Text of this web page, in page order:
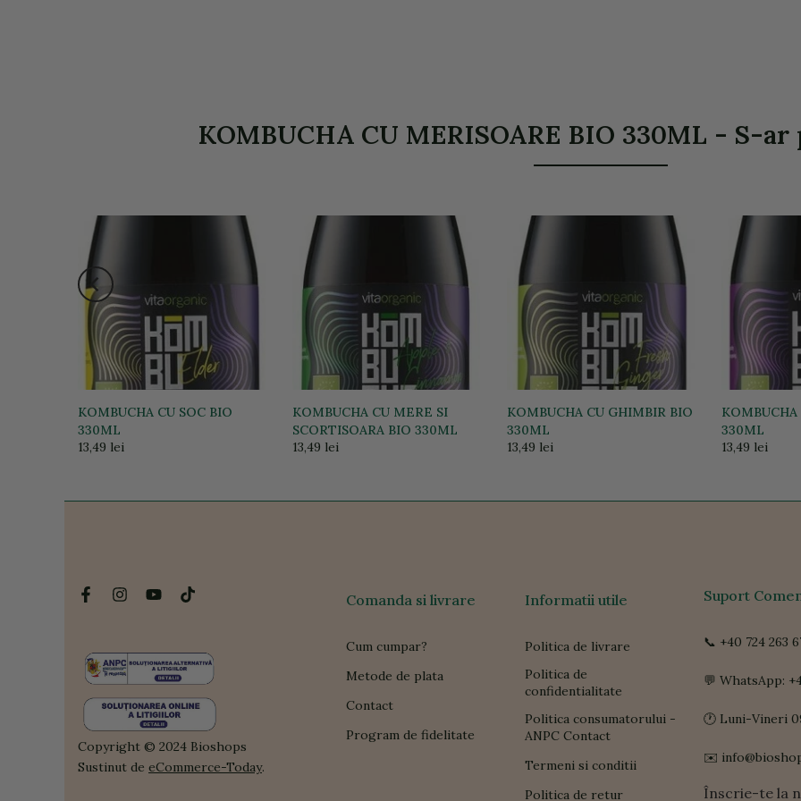
KOMBUCHA CU MERISOARE BIO 330ML - S-
KOMBUCHA CU SOC BIO
330ML
13,49 lei
KOMBUCHA CU MERE SI
SCORTISOARA BIO 330ML
13,49 lei
KOMBUCHA CU GHIMBIR BIO
330ML
13,49 lei
330ML
13,49 lei
Copyright © 2024 Bioshops
Sustinut de eCommerce-Today.
Comanda si livrare
Cum cumpar?
Metode de plata
Contact
Program de fidelitate
Informatii utile
Politica de livrare
Politica de
confidentialitate
Politica consumatorului -
ANPC Contact
Termeni si conditii
Politica de retur
Suport
📞 +40 724 263
💬 WhatsApp:
🕐 Luni-Vineri
✉️
Înscrie-te la